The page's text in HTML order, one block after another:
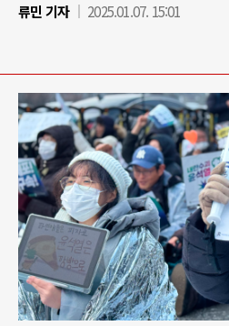
류민 기자
2025.01.07. 15:01